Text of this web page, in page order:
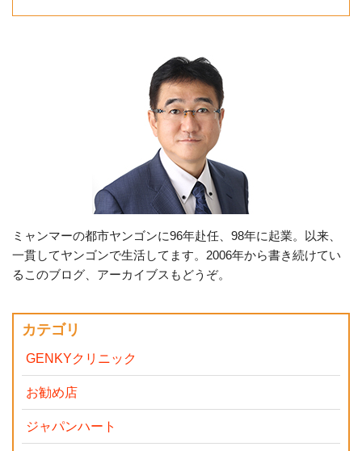
ミャンマーの都市ヤンゴンに96年赴任、98年に起業。以来、
一貫してヤンゴンで生活してます。2006年から書き続けてい
るこのブログ、アーカイブスもどうぞ。
カテゴリ
GENKYクリニック
お勧め店
ジャパンハート